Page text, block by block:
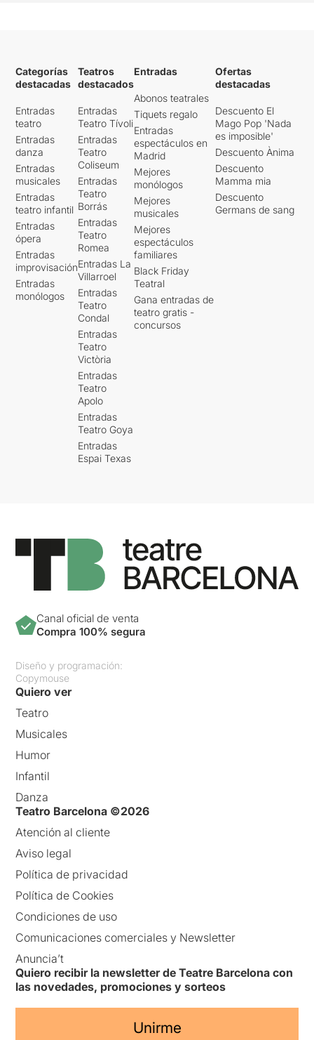
Categorías
destacadas
Entradas
teatro
Entradas
danza
Entradas
musicales
Entradas
teatro infantil
Entradas
ópera
Entradas
improvisación
Entradas
monólogos
Teatros
destacados
Entradas
Teatro Tívoli
Entradas
Teatro
Coliseum
Entradas
Teatro
Borrás
Entradas
Teatro
Romea
Entradas La
Villarroel
Entradas
Teatro
Condal
Entradas
Teatro
Victòria
Entradas
Teatro
Apolo
Entradas
Teatro Goya
Entradas
Espai Texas
Entradas
Abonos teatrales
Tiquets regalo
Entradas
espectáculos en
Madrid
Mejores
monólogos
Mejores
musicales
Mejores
espectáculos
familiares
Black Friday
Teatral
Gana entradas de
teatro gratis -
concursos
Ofertas
destacadas
Descuento El
Mago Pop 'Nada
es imposible'
Descuento Ànima
Descuento
Mamma mia
Descuento
Germans de sang
Canal oficial de venta
Compra 100% segura
Diseño y programación:
Copymouse
Quiero ver
Teatro
Musicales
Humor
Infantil
Danza
Teatro Barcelona ©2026
Atención al cliente
Aviso legal
Política de privacidad
Política de Cookies
Condiciones de uso
Comunicaciones comerciales y Newsletter
Anuncia’t
Quiero recibir la newsletter de Teatre Barcelona con
las novedades, promociones y sorteos
Unirme